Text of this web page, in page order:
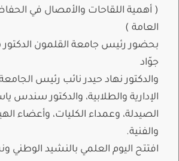
( أهمية اللقاحات والأمصال في
العامة )
بحضور رئيس جامعة القلمون
جوّاد
والدكتور نهاد حيدر نائب رئيس
الإدارية والطلابية، والدكتور سندس
الصيدلة، وعمداء الكليات، وأعضاء
والفنية.
افتتح اليوم العلمي بالنشيد الوطني